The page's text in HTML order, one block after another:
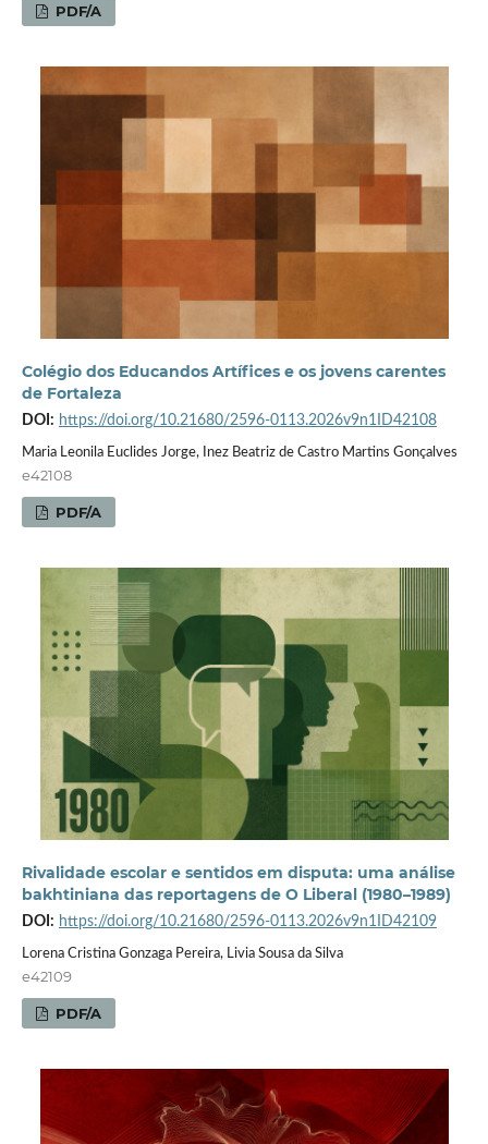
PDF/A
Colégio dos Educandos Artífices e os jovens carentes
de Fortaleza
DOI: https://doi.org/10.21680/2596-0113.2026v9n1ID42108
Maria Leonila Euclides Jorge, Inez Beatriz de Castro Martins Gonçalves
e42108
PDF/A
Rivalidade escolar e sentidos em disputa: uma análise
bakhtiniana das reportagens de O Liberal (1980–1989)
DOI: https://doi.org/10.21680/2596-0113.2026v9n1ID42109
Lorena Cristina Gonzaga Pereira, Livia Sousa da Silva
e42109
PDF/A